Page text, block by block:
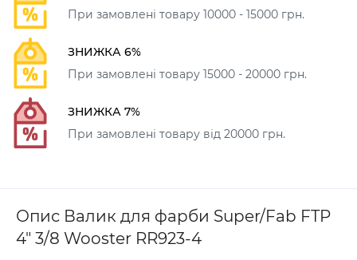
При замовлені товару 10000 - 15000 грн.
ЗНИЖКА 6%
При замовлені товару 15000 - 20000 грн.
ЗНИЖКА 7%
При замовлені товару від 20000 грн.
Опис Валик для фарби Super/Fab FTP
4" 3/8 Wooster RR923-4